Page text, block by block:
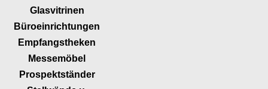
Glasvitrinen
Büroeinrichtungen
Empfangstheken
Messemöbel
Prospektständer